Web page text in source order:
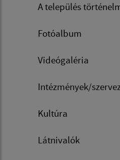
A település
Fotóalbum
Videógaléria
Intézmények/
Kultúra
Látnivalók